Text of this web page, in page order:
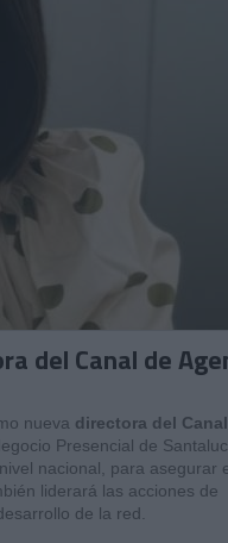
del Canal de
nueva directora del
Presencial de
nacional, para asegurar
liderará las acciones de
de la red.